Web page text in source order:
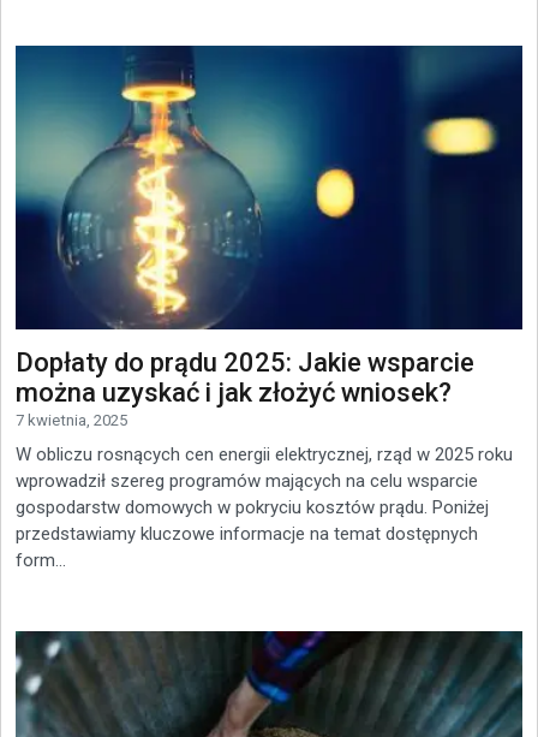
Dopłaty do prądu 2025: Jakie wsparcie
można uzyskać i jak złożyć wniosek?
7 kwietnia, 2025
W obliczu rosnących cen energii elektrycznej, rząd w 2025 roku
wprowadził szereg programów mających na celu wsparcie
gospodarstw domowych w pokryciu kosztów prądu. Poniżej
przedstawiamy kluczowe informacje na temat dostępnych
form...